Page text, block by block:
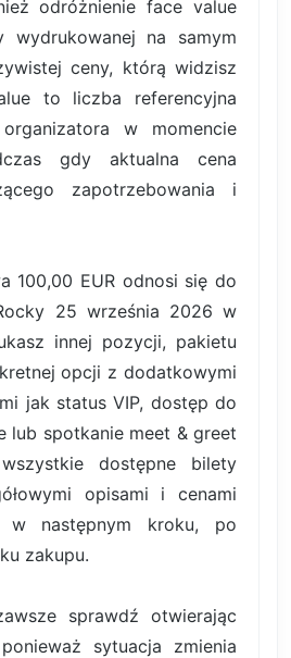
odróżnienie face value
wydrukowanej na samym
ceny, którą widzisz
to liczba referencyjna
w momencie
gdy aktualna cena
zapotrzebowania i
100,00 EUR odnosi się do
25 września 2026 w
innej pozycji, pakietu
opcji z dodatkowymi
jak status VIP, dostęp do
lub spotkanie meet & greet
dostępne bilety
opisami i cenami
w następnym kroku, po
zakupu.
sprawdź otwierając
sytuacja zmienia